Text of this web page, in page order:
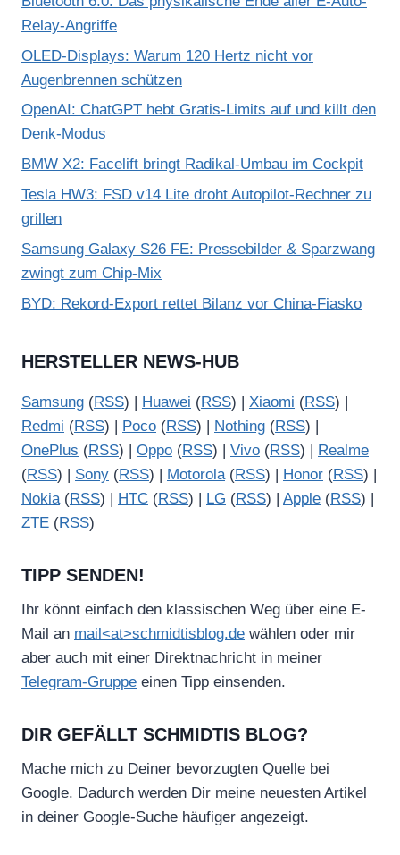
Relay-Angriffe
OLED-Displays: Warum 120 Hertz nicht vor
Augenbrennen schützen
OpenAI: ChatGPT hebt Gratis-Limits auf und killt den
Denk-Modus
BMW X2: Facelift bringt Radikal-Umbau im Cockpit
Tesla HW3: FSD v14 Lite droht Autopilot-Rechner zu
grillen
Samsung Galaxy S26 FE: Pressebilder & Sparzwang
zwingt zum Chip-Mix
BYD: Rekord-Export rettet Bilanz vor China-Fiasko
HERSTELLER NEWS-HUB
Samsung (RSS) | Huawei (RSS) | Xiaomi (RSS) |
Redmi (RSS) | Poco (RSS) | Nothing (RSS) |
OnePlus (RSS) | Oppo (RSS) | Vivo (RSS) |
Realme
(RSS) | Sony (RSS) | Motorola(RSS) | Honor (RSS) |
Nokia(RSS) | HTC (RSS) | LG (RSS) | Apple (RSS) |
ZTE (RSS)
TIPP SENDEN!
Ihr könnt einfach den klassischen Weg über eine E-
Mail an mail<at>schmidtisblog.de wählen oder mir
aber auch mit einer Direktnachricht in meiner
Telegram-Gruppe einen Tipp einsenden.
DIR GEFÄLLT SCHMIDTIS BLOG?
Mache mich zu Deiner bevorzugten Quelle bei
Google. Dadurch werden Dir meine neuesten Artikel
in deiner Google-Suche häufiger angezeigt.